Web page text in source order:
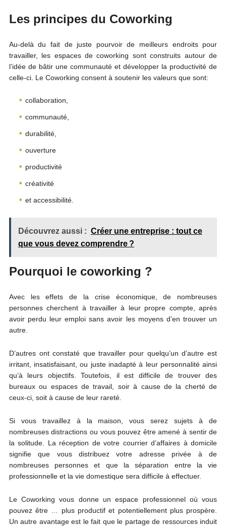
Les principes du Coworking
Au-delà du fait de juste pourvoir de meilleurs endroits pour
travailler, les espaces de coworking sont construits autour de
l’idée de bâtir une communauté et développer la productivité de
celle-ci. Le Coworking consent à soutenir les valeurs que sont:
collaboration,
communauté,
durabilité,
ouverture
productivité
créativité
et accessibilité.
Découvrez aussi : Créer une entreprise : tout ce
que vous devez comprendre ?
Pourquoi le coworking ?
Avec les effets de la crise économique, de nombreuses
personnes cherchent à travailler à leur propre compte, après
avoir perdu leur emploi sans avoir les moyens d’en trouver un
autre.
D’autres ont constaté que travailler pour quelqu’un d’autre est
irritant, insatisfaisant, ou juste inadapté à leur personnalité ainsi
qu’à leurs objectifs. Toutefois, il est difficile de trouver des
bureaux ou espaces de travail, soir à cause de la cherté de
ceux-ci, soit à cause de leur rareté.
Si vous travaillez à la maison, vous serez sujets à de
nombreuses distractions ou vous pouvez être amené à sentir de
la solitude. La réception de votre courrier d’affaires à domicile
signifie que vous distribuez votre adresse privée à de
nombreuses personnes et que la séparation entre la vie
professionnelle et la vie domestique sera difficile à effectuer.
Le Coworking vous donne un espace professionnel où vous
pouvez être … plus productif et potentiellement plus prospère.
Un autre avantage est le fait que le partage de ressources induit